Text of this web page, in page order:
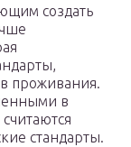
создать
проживания.
в
стандарты.